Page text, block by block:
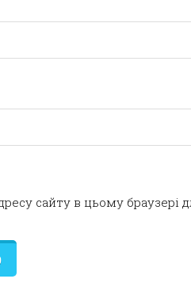
сайту в цьому браузері